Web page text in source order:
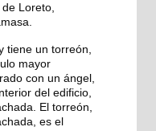
Loreto,
tiene un torreón,
mayor
con un ángel,
del edificio,
El torreón,
es el